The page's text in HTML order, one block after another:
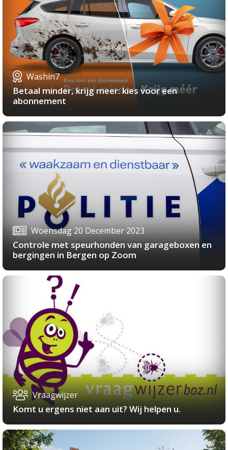
Washin7
Betaal minder, krijg meer: kies voor een
abonnement
Woensdag 20 December 2023
Controle met speurhonden van garageboxen en
bergingen in Bergen op Zoom
Vraagwijzer
Komt u ergens niet aan uit? Wij helpen u.